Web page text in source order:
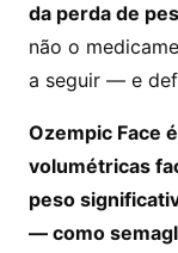
da perda de
não o
a seguir — e
Ozempic Face
volumétricas
peso
— como